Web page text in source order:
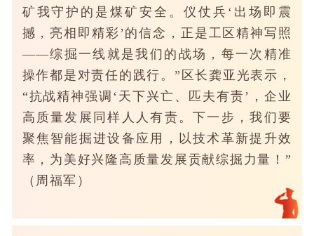
矿我守护的是煤矿安全。仪仗兵‘出场即震
撼，亮相即精彩’的信念，正是工区精神写照
——综掘一线就是我们的战场，每一次精准
操作都是对责任的践行。”区长龚亚光表示，
“抗战精神强调‘天下兴亡、匹夫有责’，企业
高质量发展同样人人有责。下一步，我们要
聚焦智能掘进设备应用，以技术革新提升效
率，为美好兴隆高质量发展贡献综掘力量！”
（周福军）